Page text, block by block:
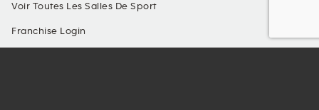
Voir Toutes Les Salles De Sport
Franchise Login